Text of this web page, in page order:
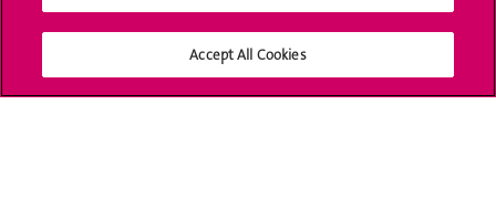
Accept All Cookies